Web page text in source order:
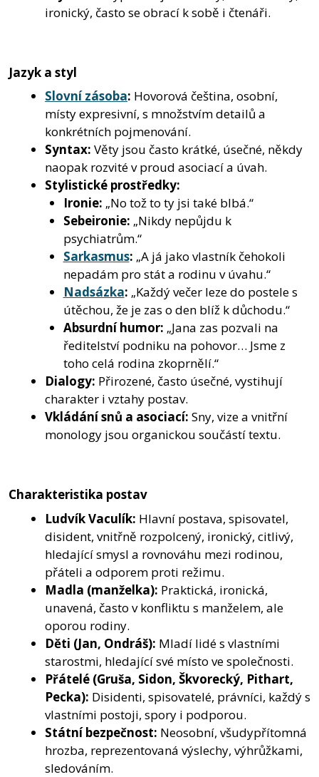
ironický, často se obrací k sobě i čtenáři.
Jazyk a styl
Slovní zásoba: Hovorová čeština, osobní,
místy expresivní, s množstvím detailů a
konkrétních pojmenování.
Syntax: Věty jsou často krátké, úsečné, někdy
naopak rozvité v proud asociací a úvah.
Stylistické prostředky:
Ironie: „No tož to ty jsi také blbá.“
Sebeironie: „Nikdy nepůjdu k
psychiatrům.“
Sarkasmus: „A já jako vlastník čehokoli
nepadám pro stát a rodinu v úvahu.“
Nadsázka: „Každý večer leze do postele s
útěchou, že je zas o den blíž k důchodu.“
Absurdní humor: „Jana zas pozvali na
ředitelství podniku na pohovor… Jsme z
toho celá rodina zkoprnělí.“
Dialogy: Přirozené, často úsečné, vystihují
charakter i vztahy postav.
Vkládání snů a asociací: Sny, vize a vnitřní
monology jsou organickou součástí textu.
Charakteristika postav
Ludvík Vaculík: Hlavní postava, spisovatel,
disident, vnitřně rozpolcený, ironický, citlivý,
hledající smysl a rovnováhu mezi rodinou,
přáteli a odporem proti režimu.
Madla (manželka): Praktická, ironická,
unavená, často v konfliktu s manželem, ale
oporou rodiny.
Děti (Jan, Ondráš): Mladí lidé s vlastními
starostmi, hledající své místo ve společnosti.
Přátelé (Gruša, Sidon, Škvorecký, Pithart,
Pecka): Disidenti, spisovatelé, právníci, každý s
vlastními postoji, spory i podporou.
Státní bezpečnost: Neosobní, všudypřítomná
hrozba, reprezentovaná výslechy, výhrůžkami,
sledováním.